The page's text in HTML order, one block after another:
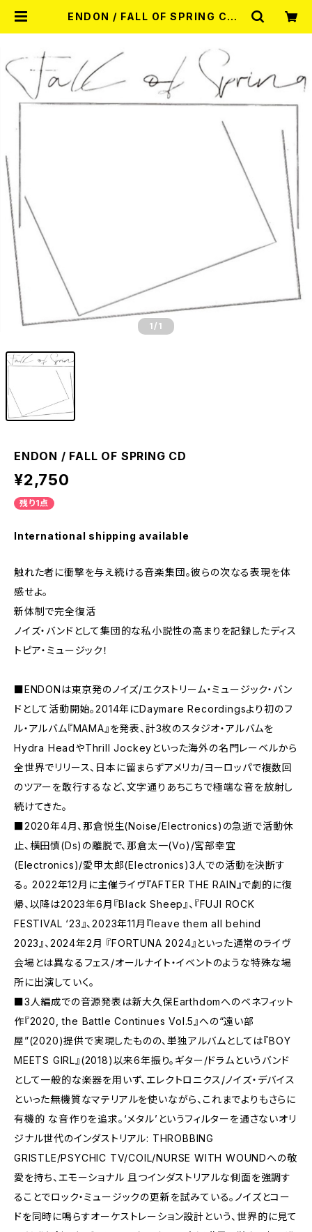
ENDON / FALL OF SPRING CD |
1 /1
ENDON / FALL OF SPRING CD
¥2,750
残り1点
International shipping available
触れた者に衝撃を与え続ける音楽集団。彼らの次なる表現を体
感せよ。
新体制で完全復活
ノイズ・バンドとして集団的な私小説性の高まりを記録したディス
トピア・ミュージック！
■ENDONは東京発のノイズ/エクストリーム・ミュージック・バン
ドとして活動開始。2014年にDaymare Recordingsより初のフ
ル・アルバム『MAMA』を発表、計3枚のスタジオ・アルバムを
Hydra HeadやThrill Jockeyといった海外の名門レーベルから
全世界でリリース、日本に留まらずアメリカ/ヨーロッパで複数回
のツアーを敢行するなど、文字通りあちこちで極端な音を放射し
続けてきた。
■2020年4月、那倉悦生(Noise/Electronics)の急逝で活動休
止、横田慎(Ds)の離脱で、那倉太一(Vo)/宮部幸宜
(Electronics)/愛甲太郎(Electronics)3人での活動を決断す
る。 2022年12月に主催ライヴ『AFTER THE RAIN』で劇的に復
帰、以降は2023年6月『Black Sheep』、『FUJI ROCK
FESTIVAL ‘23』、2023年11月『leave them all behind
2023』、2024年2月 『FORTUNA 2024』といった通常のライヴ
会場とは異なるフェス/オールナイト・イベントのような特殊な場
所に出演していく。
■3人編成での音源発表は新大久保Earthdomへのベネフィット
作『2020, the Battle Continues Vol.5』への“遠い部
屋”(2020)提供で実現したものの、単独アルバムとしては『BOY
MEETS GIRL』(2018)以来6年振り。ギター/ドラムというバンド
として一般的な楽器を用いず、エレクトロニクス/ノイズ・デバイス
といった無機質なマテリアルを使いながら、これまでよりもさらに
有機的 な音作りを追求。‘メタル’というフィルターを通さないオリ
ジナル世代のインダストリアル: THROBBING
GRISTLE/PSYCHIC TV/COIL/NURSE WITH WOUNDへの敬
愛を持ち、エモーショナル 且つインダストリアルな側面を強調す
ることでロック・ミュージックの更新を試みている。ノイズとコー
ドを同時に鳴らすオーケストレーション設計という、世界的に見て